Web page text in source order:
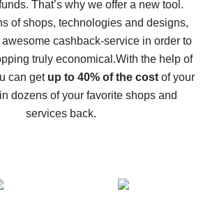
on AliExpress - the impossible is
possible
back on AliExpress - how to find it
back service for AliExpress - let's
compare offers
That’s why we offer a new tool.
of shops, technologies and designs,
cashback-service in order to
truly economical.With the help of
can get up to 40% of the costof your
dozens of your favorite shops and
services back.